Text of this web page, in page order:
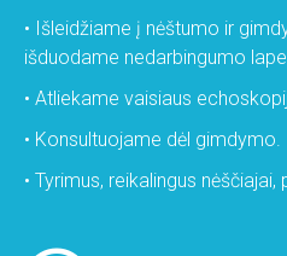
• Išleidžiame į nėštumo ir
išduodame nedarbingumo
• Atliekame vaisiaus
• Konsultuojame dėl gimdymo.
• Tyrimus, reikalingus